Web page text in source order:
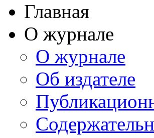
Главная
О журнале
О журнале
Об издателе